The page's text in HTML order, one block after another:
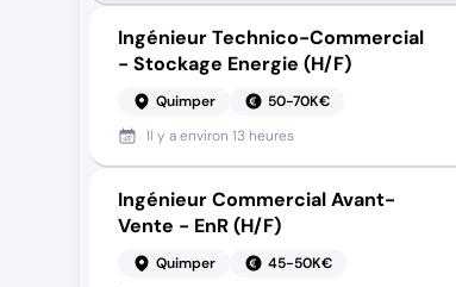
Ingénieur Technico-Commercial
- Stockage Energie (H/F)
Quimper
50-70K€
Il y aenviron 13 heures
Ingénieur Commercial Avant-
Vente - EnR (H/F)
Quimper
45-50K€